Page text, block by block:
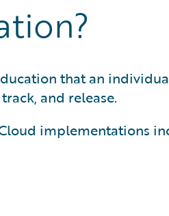
that an
and release.
implementations